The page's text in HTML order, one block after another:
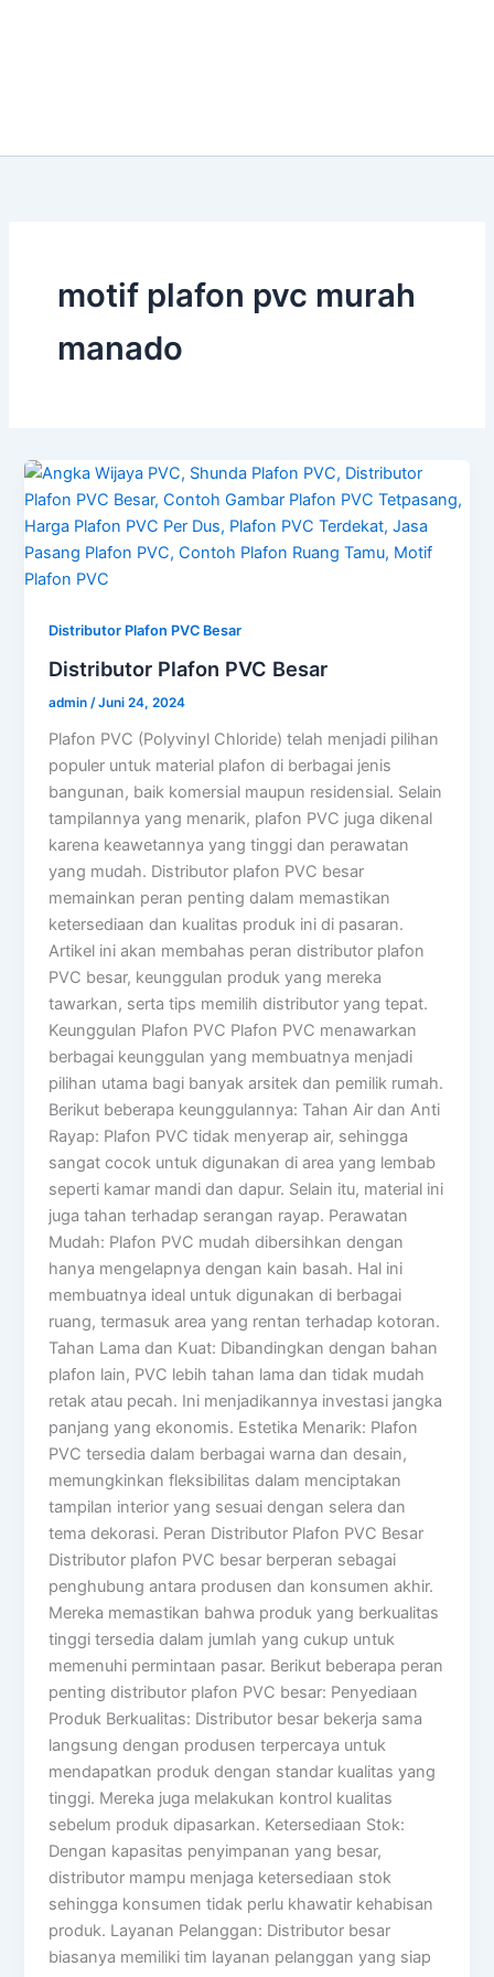
motif plafon pvc murah
manado
Distributor Plafon PVC Besar
Distributor Plafon PVC Besar
admin /Juni 24, 2024
Plafon PVC (Polyvinyl Chloride) telah menjadi pilihan
populer untuk material plafon di berbagai jenis
bangunan, baik komersial maupun residensial. Selain
tampilannya yang menarik, plafon PVC juga dikenal
karena keawetannya yang tinggi dan perawatan
yang mudah. Distributor plafon PVC besar
memainkan peran penting dalam memastikan
ketersediaan dan kualitas produk ini di pasaran.
Artikel ini akan membahas peran distributor plafon
PVC besar, keunggulan produk yang mereka
tawarkan, serta tips memilih distributor yang tepat.
Keunggulan Plafon PVC Plafon PVC menawarkan
berbagai keunggulan yang membuatnya menjadi
pilihan utama bagi banyak arsitek dan pemilik rumah.
Berikut beberapa keunggulannya: Tahan Air dan Anti
Rayap: Plafon PVC tidak menyerap air, sehingga
sangat cocok untuk digunakan di area yang lembab
seperti kamar mandi dan dapur. Selain itu, material ini
juga tahan terhadap serangan rayap. Perawatan
Mudah: Plafon PVC mudah dibersihkan dengan
hanya mengelapnya dengan kain basah. Hal ini
membuatnya ideal untuk digunakan di berbagai
ruang, termasuk area yang rentan terhadap kotoran.
Tahan Lama dan Kuat: Dibandingkan dengan bahan
plafon lain, PVC lebih tahan lama dan tidak mudah
retak atau pecah. Ini menjadikannya investasi jangka
panjang yang ekonomis. Estetika Menarik: Plafon
PVC tersedia dalam berbagai warna dan desain,
memungkinkan fleksibilitas dalam menciptakan
tampilan interior yang sesuai dengan selera dan
tema dekorasi. Peran Distributor Plafon PVC Besar
Distributor plafon PVC besar berperan sebagai
penghubung antara produsen dan konsumen akhir.
Mereka memastikan bahwa produk yang berkualitas
tinggi tersedia dalam jumlah yang cukup untuk
memenuhi permintaan pasar. Berikut beberapa peran
penting distributor plafon PVC besar: Penyediaan
Produk Berkualitas: Distributor besar bekerja sama
langsung dengan produsen terpercaya untuk
mendapatkan produk dengan standar kualitas yang
tinggi. Mereka juga melakukan kontrol kualitas
sebelum produk dipasarkan. Ketersediaan Stok:
Dengan kapasitas penyimpanan yang besar,
distributor mampu menjaga ketersediaan stok
sehingga konsumen tidak perlu khawatir kehabisan
produk. Layanan Pelanggan: Distributor besar
biasanya memiliki tim layanan pelanggan yang siap